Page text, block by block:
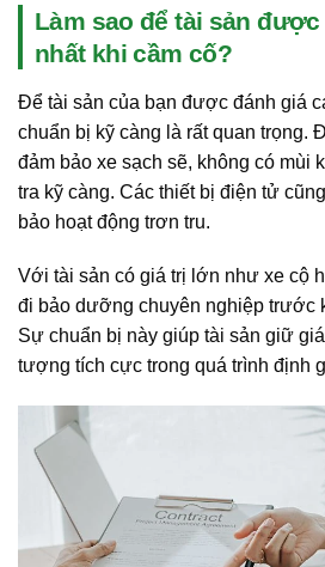
Làm sao để tài sản
nhất khi cầm cố?
Để tài sản của bạn được đánh giá
chuẩn bị kỹ càng là rất quan trọng.
đảm bảo xe sạch sẽ, không có mùi
tra kỹ càng. Các thiết bị điện tử
bảo hoạt động trơn tru.
Với tài sản có giá trị lớn như xe cộ
đi bảo dưỡng chuyên nghiệp trước
Sự chuẩn bị này giúp tài sản giữ
tượng tích cực trong quá trình định